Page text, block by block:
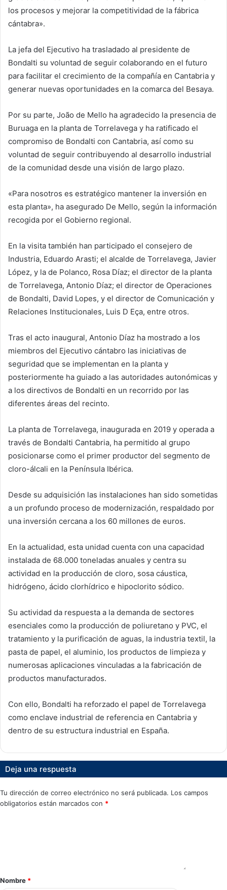
los procesos y mejorar la competitividad de la fábrica
cántabra».
La jefa del Ejecutivo ha trasladado al presidente de
Bondalti su voluntad de seguir colaborando en el futuro
para facilitar el crecimiento de la compañía en Cantabria y
generar nuevas oportunidades en la comarca del Besaya.
Por su parte, João de Mello ha agradecido la presencia de
Buruaga en la planta de Torrelavega y ha ratificado el
compromiso de Bondalti con Cantabria, así como su
voluntad de seguir contribuyendo al desarrollo industrial
de la comunidad desde una visión de largo plazo.
«Para nosotros es estratégico mantener la inversión en
esta planta», ha asegurado De Mello, según la información
recogida por el Gobierno regional.
En la visita también han participado el consejero de
Industria, Eduardo Arasti; el alcalde de Torrelavega, Javier
López, y la de Polanco, Rosa Díaz; el director de la planta
de Torrelavega, Antonio Díaz; el director de Operaciones
de Bondalti, David Lopes, y el director de Comunicación y
Relaciones Institucionales, Luis D Eça, entre otros.
Tras el acto inaugural, Antonio Díaz ha mostrado a los
miembros del Ejecutivo cántabro las iniciativas de
seguridad que se implementan en la planta y
posteriormente ha guiado a las autoridades autonómicas y
a los directivos de Bondalti en un recorrido por las
diferentes áreas del recinto.
La planta de Torrelavega, inaugurada en 2019 y operada a
través de Bondalti Cantabria, ha permitido al grupo
posicionarse como el primer productor del segmento de
cloro-álcali en la Península Ibérica.
Desde su adquisición las instalaciones han sido sometidas
a un profundo proceso de modernización, respaldado por
una inversión cercana a los 60 millones de euros.
En la actualidad, esta unidad cuenta con una capacidad
instalada de 68.000 toneladas anuales y centra su
actividad en la producción de cloro, sosa cáustica,
hidrógeno, ácido clorhídrico e hipoclorito sódico.
Su actividad da respuesta a la demanda de sectores
esenciales como la producción de poliuretano y PVC, el
tratamiento y la purificación de aguas, la industria textil, la
pasta de papel, el aluminio, los productos de limpieza y
numerosas aplicaciones vinculadas a la fabricación de
productos manufacturados.
Con ello, Bondalti ha reforzado el papel de Torrelavega
como enclave industrial de referencia en Cantabria y
dentro de su estructura industrial en España.
Deja una respuesta
Tu dirección de correo electrónico no será publicada. Los campos
obligatorios están marcados con *
Nombre *